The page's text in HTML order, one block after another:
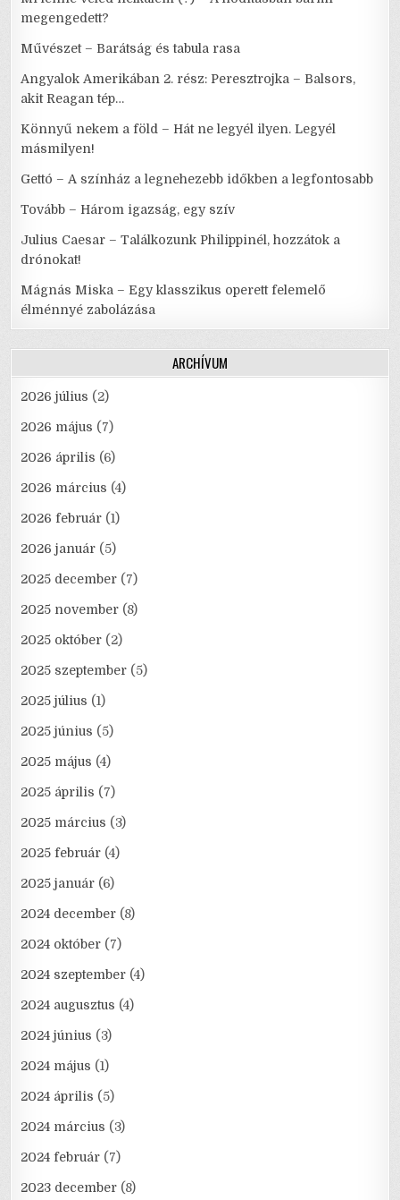
megengedett?
Művészet – Barátság és tabula rasa
Angyalok Amerikában 2. rész: Peresztrojka – Balsors,
akit Reagan tép…
Könnyű nekem a föld – Hát ne legyél ilyen. Legyél
másmilyen!
Gettó – A színház a legnehezebb időkben a legfontosabb
Tovább – Három igazság, egy szív
Julius Caesar – Találkozunk Philippinél, hozzátok a
drónokat!
Mágnás Miska – Egy klasszikus operett felemelő
élménnyé zabolázása
ARCHÍVUM
2026 július (2)
2026 május (7)
2026 április (6)
2026 március (4)
2026 február (1)
2026 január (5)
2025 december (7)
2025 november (8)
2025 október (2)
2025 szeptember (5)
2025 július (1)
2025 június (5)
2025 május (4)
2025 április (7)
2025 március (3)
2025 február (4)
2025 január (6)
2024 december (8)
2024 október (7)
2024 szeptember (4)
2024 augusztus (4)
2024 június (3)
2024 május (1)
2024 április (5)
2024 március (3)
2024 február (7)
2023 december (8)